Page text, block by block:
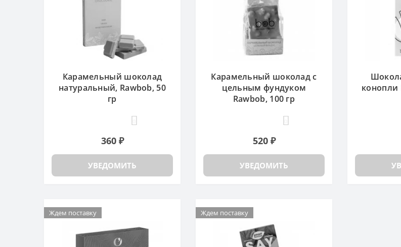
Карамельный шоколад
натуральный, Rawbob, 50
гр
360 ₽
УВЕДОМИТЬ
Карамельный шоколад с
цельным фундуком
Rawbob, 100 гр
520 ₽
УВЕДОМИТЬ
конопли
Ждем поставку Ждем поставку